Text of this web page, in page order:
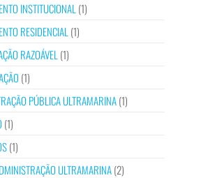
INSTITUCIONAL (1)
RESIDENCIAL (1)
RAZOÁVEL (1)
(1)
PÚBLICA ULTRAMARINA(1)
(1)
(1)
ULTRAMARINA(2)